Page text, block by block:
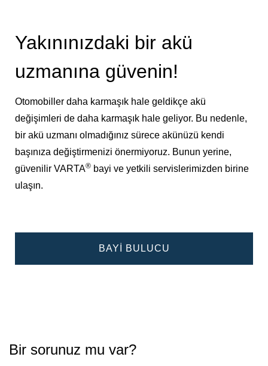
Yakınınızdaki bir akü
uzmanına güvenin!
Otomobiller daha karmaşık hale geldikçe akü
değişimleri de daha karmaşık hale geliyor. Bu nedenle,
bir akü uzmanı olmadığınız sürece akünüzü kendi
başınıza değiştirmenizi önermiyoruz. Bunun yerine,
güvenilir VARTA® bayi ve yetkili servislerimizden birine
ulaşın.
BAYI BULUCU
Bir sorunuz mu var?